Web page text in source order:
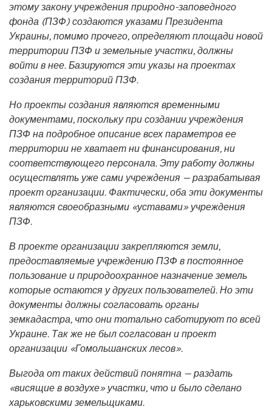
этому закону учреждения природно-заповедного
фонда (ПЗФ) создаются указами Президента
Украины, помимо прочего, определяют площади новой
территории ПЗФ и земельные участки, должны
войти в нее. Базируются эти указы на проектах
создания территорий ПЗФ.
Но проекты создания являются временными
документами, поскольку при создании учреждения
ПЗФ на подробное описание всех параметров ее
территории не хватает ни финансирования, ни
соответствующего персонала. Эту работу должны
осуществлять уже сами учреждения — разрабатывая
проект организации. Фактически, оба эти документы
являются своеобразными «уставами» учреждения
ПЗФ.
В проекте организации закрепляются земли,
предоставляемые учреждению ПЗФ в постоянное
пользование и природоохранное назначение земель
которые остаются у других пользователей. Но эти
документы должны согласовать органы
земкадастра, что они тотально саботируют по всей
Украине. Так же не был согласован и проект
организации «Гомольшанских лесов».
Выгода от таких действий понятна — раздать
«висящие в воздухе» участки, что и было сделано
харьковскими земельщиками.